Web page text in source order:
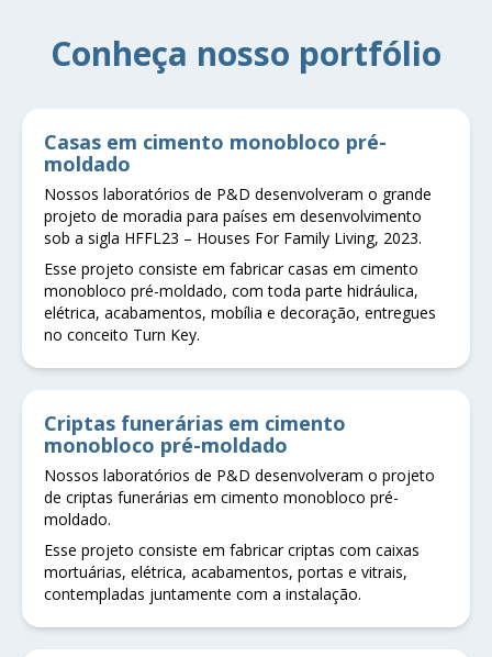
Conheça nosso portfólio
Casas em cimento monobloco pré-
moldado
Nossos laboratórios de P&D desenvolveram o grande
projeto de moradia para países em desenvolvimento
sob a sigla HFFL23 – Houses For Family Living, 2023.
Esse projeto consiste em fabricar casas em cimento
monobloco pré-moldado, com toda parte hidráulica,
elétrica, acabamentos, mobília e decoração, entregues
no conceito Turn Key.
Criptas funerárias em cimento
monobloco pré-moldado
Nossos laboratórios de P&D desenvolveram o projeto
de criptas funerárias em cimento monobloco pré-
moldado.
Esse projeto consiste em fabricar criptas com caixas
mortuárias, elétrica, acabamentos, portas e vitrais,
contempladas juntamente com a instalação.